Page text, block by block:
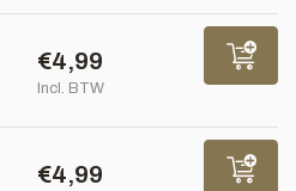
€4,99
Incl. BTW
€4,99